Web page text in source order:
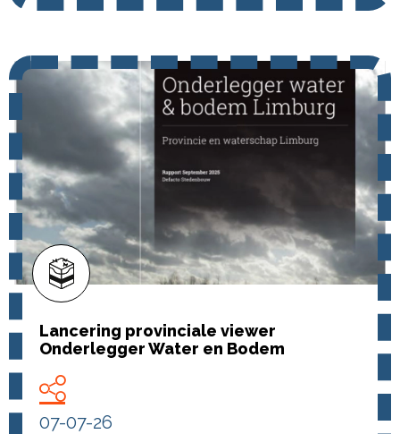
Lancering provinciale viewer
Onderlegger Water en Bodem
07-07-26